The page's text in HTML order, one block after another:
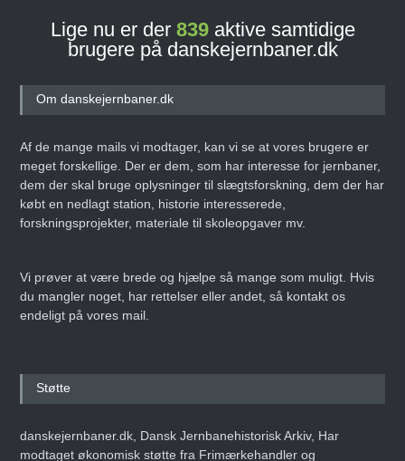
Banebasen: Det nye digitale
ARTIKELDen 27. september 2025
Danmarks Jernbanemuseum
fejrer 50-års jubilæum med
ARTIKELDen 14. juni 2025
ARTIKELDen 8. maj 2025
Lige nu er der 839aktive samtidige
brugere på danskejernbaner.dk
Om danskejernbaner.dk
Af de mange mails vi modtager, kan vi se at vores brugere er
meget forskellige. Der er dem, som har interesse for jernbaner,
dem der skal bruge oplysninger til slægtsforskning, dem der har
købt en nedlagt station, historie interesserede,
forskningsprojekter, materiale til skoleopgaver mv.
Vi prøver at være brede og hjælpe så mange som muligt. Hvis
du mangler noget, har rettelser eller andet, så kontakt os
endeligt på vores mail.
Støtte
danskejernbaner.dk, Dansk Jernbanehistorisk Arkiv, Har
modtaget økonomisk støtte fra Frimærkehandler og